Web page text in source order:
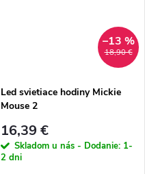
18,90 €
–13 %
Led svietiace hodiny Mickie
Mouse 2
16,39 €
Skladom u nás - Dodanie: 1-
2 dni